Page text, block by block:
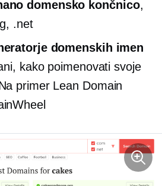
domensko končnico,
.net
domenskih imen
kako poimenovati svoje
primer Lean Domain